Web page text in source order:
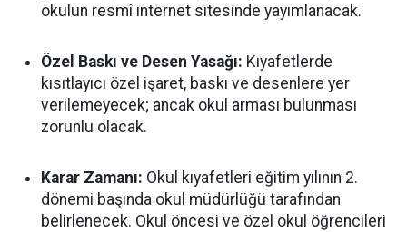
okulun resmî internet sitesinde yayımlanacak.
Özel Baskı ve Desen Yasağı: Kıyafetlerde
kısıtlayıcı özel işaret, baskı ve desenlere yer
verilemeyecek; ancak okul arması bulunması
zorunlu olacak.
Karar Zamanı: Okul kıyafetleri eğitim yılının 2.
dönemi başında okul müdürlüğü tarafından
belirlenecek. Okul öncesi ve özel okul öğrencileri